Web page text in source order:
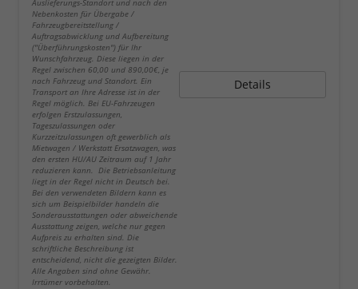
Auslieferungs-Standort und nach den
Nebenkosten für Übergabe /
Fahrzeugbereitstellung /
Auftragsabwicklung und Aufbereitung
("Überführungskosten") für Ihr
Wunschfahrzeug. Diese liegen in der
Regel zwischen 60,00 und 890,00€, je
nach Fahrzeug und Standort. Ein
Transport an Ihre Adresse ist in der
Regel möglich. Bei EU-Fahrzeugen
erfolgen Erstzulassungen,
Tageszulassungen oder
Kurzzeitzulassungen oft gewerblich als
Mietwagen / Werkstatt Ersatzwagen, was
den ersten HU/AU Zeitraum auf 1 Jahr
reduzieren kann. Die Betriebsanleitung
liegt in der Regel nicht in Deutsch bei.
Bei den verwendeten Bildern kann es
sich um Beispielbilder handeln die
Sonderausstattungen oder abweichende
Ausstattung zeigen, welche nur gegen
Aufpreis zu erhalten sind. Die
schriftliche Beschreibung ist
entscheidend, nicht die gezeigten Bilder.
Alle Angaben sind ohne Gewähr.
Irrtümer vorbehalten.
Details